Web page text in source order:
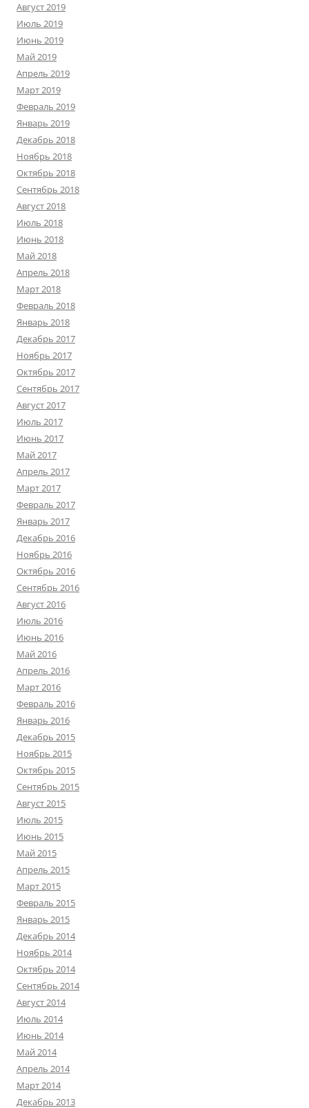
Август 2019
Июль 2019
Июнь 2019
Май 2019
Апрель 2019
Март 2019
Февраль 2019
Январь 2019
Декабрь 2018
Ноябрь 2018
Октябрь 2018
Сентябрь 2018
Август 2018
Июль 2018
Июнь 2018
Май 2018
Апрель 2018
Март 2018
Февраль 2018
Январь 2018
Декабрь 2017
Ноябрь 2017
Октябрь 2017
Сентябрь 2017
Август 2017
Июль 2017
Июнь 2017
Май 2017
Апрель 2017
Март 2017
Февраль 2017
Январь 2017
Декабрь 2016
Ноябрь 2016
Октябрь 2016
Сентябрь 2016
Август 2016
Июль 2016
Июнь 2016
Май 2016
Апрель 2016
Март 2016
Февраль 2016
Январь 2016
Декабрь 2015
Ноябрь 2015
Октябрь 2015
Сентябрь 2015
Август 2015
Июль 2015
Июнь 2015
Май 2015
Апрель 2015
Март 2015
Февраль 2015
Январь 2015
Декабрь 2014
Ноябрь 2014
Октябрь 2014
Сентябрь 2014
Август 2014
Июль 2014
Июнь 2014
Май 2014
Апрель 2014
Март 2014
Декабрь 2013